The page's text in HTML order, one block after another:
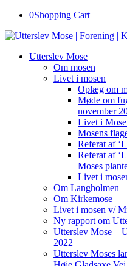
0Shopping Cart
Utterslev Mose
Om mosen
Livet i mosen
Oplæg om
Møde om
november
Livet i
Mosens
Referat af
Referat af
Moses
Livet i
Om Langholmen
Om Kirkemose
Livet i mosen v/
Ny rapport om
Utterslev Mose –
2022
Utterslev Moses